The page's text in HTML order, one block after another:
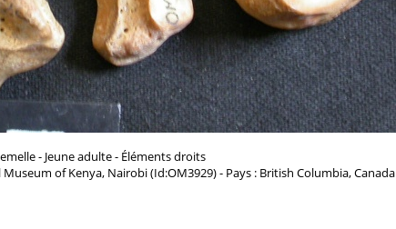
- Jeune adulte - Éléments droits
of Kenya, Nairobi (Id:OM3929) - Pays : British Columbia, Canada